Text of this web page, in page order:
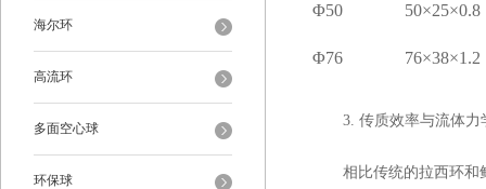
海尔环
高流环
多面空心球
环保球
Φ50 50×25×0.8
Φ76 76×38×1.2
3. 传质效率与流体力
相比传统的拉西环和